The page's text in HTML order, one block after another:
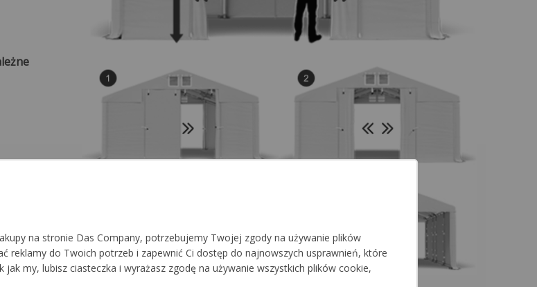
na stronie Das Company, potrzebujemy Twojej zgody na używanie plików
reklamy do Twoich potrzeb i zapewnić Ci dostęp do najnowszych usprawnień, które
my, lubisz ciasteczka i wyrażasz zgodę na używanie wszystkich plików cookie,